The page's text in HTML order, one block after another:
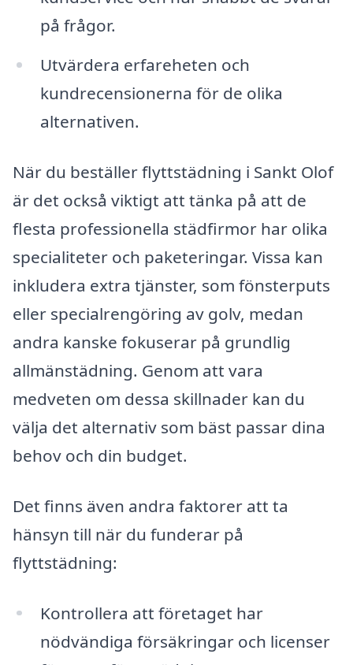
på frågor.
Utvärdera erfareheten och
kundrecensionerna för de olika
alternativen.
När du beställer flyttstädning i Sankt Olof
är det också viktigt att tänka på att de
flesta professionella städfirmor har olika
specialiteter och paketeringar. Vissa kan
inkludera extra tjänster, som fönsterputs
eller specialrengöring av golv, medan
andra kanske fokuserar på grundlig
allmänstädning. Genom att vara
medveten om dessa skillnader kan du
välja det alternativ som bäst passar dina
behov och din budget.
Det finns även andra faktorer att ta
hänsyn till när du funderar på
flyttstädning:
Kontrollera att företaget har
nödvändiga försäkringar och licenser